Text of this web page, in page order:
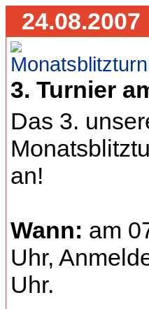
24.08.2007
3. Turnier
Das 3.
an!
Wann: am
Uhr,
Uhr.